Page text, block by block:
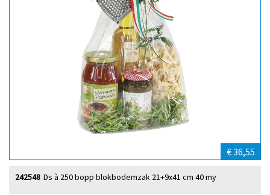
€ 36,55
Ds à 250 bopp blokbodemzak 21+9x41 cm 40 my
242548